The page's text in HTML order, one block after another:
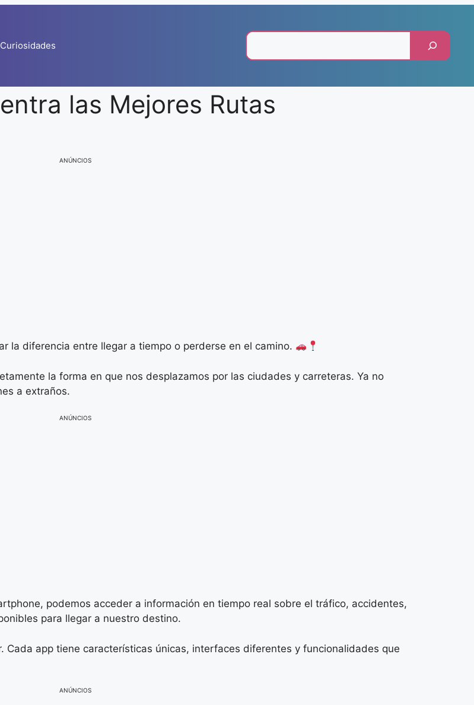
Curiosidades
las Mejores Rutas
ANÚNCIOS
la diferencia entre llegar a tiempo o perderse en el camino.
la forma en que nos desplazamos por las ciudades y carreteras. Ya no
a extraños.
ANÚNCIOS
podemos acceder a información en tiempo real sobre el tráfico, accidentes,
para llegar a nuestro destino.
Cada app tiene características únicas, interfaces diferentes y funcionalidades que
ANÚNCIOS